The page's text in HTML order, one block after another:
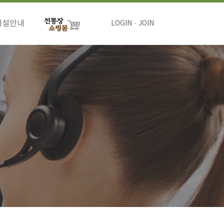
안내
차
용
LOGIN JOIN